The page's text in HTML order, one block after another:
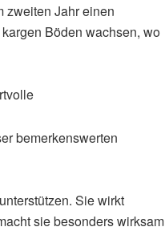
zweiten Jahr einen
Böden wachsen, wo
bemerkenswerten
Sie wirkt
sie besonders wirksam